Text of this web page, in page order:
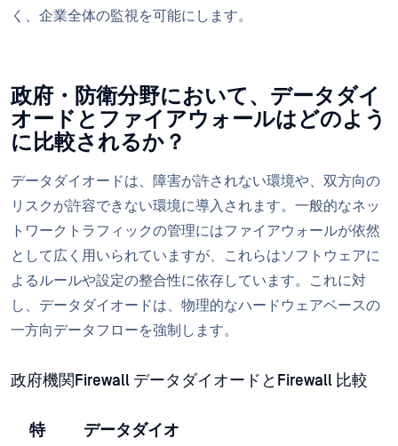
く、企業全体の監視を可能にします。
政府・防衛分野において、データダイ
オードとファイアウォールはどのよう
に比較されるか？
データダイオードは、障害が許されない環境や、双方向の
リスクが許容できない環境に導入されます。一般的なネッ
トワークトラフィックの管理にはファイアウォールが依然
として広く用いられていますが、これらはソフトウェアに
よるルールや設定の整合性に依存しています。これに対
し、データダイオードは、物理的なハードウェアベースの
一方向データフローを強制します。
政府機関Firewall データダイオードとFirewall 比較
特
データダイオ